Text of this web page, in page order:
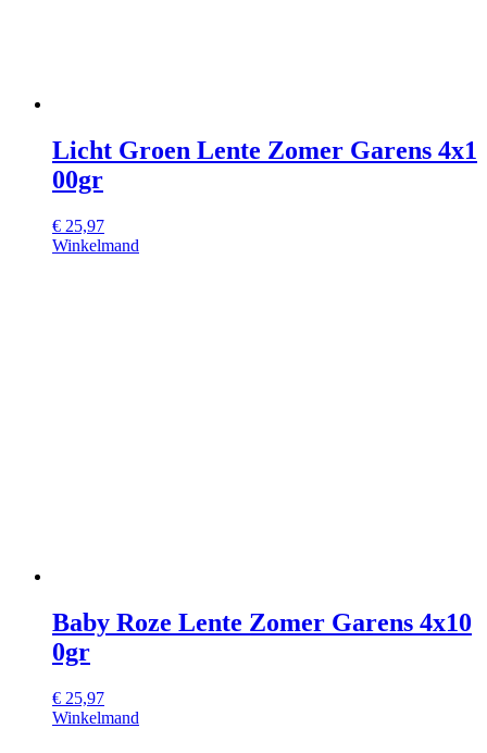
Licht Groen Lente Zomer Garens 4x1
00gr
€ 25,97
Winkelmand
Baby Roze Lente Zomer Garens 4x10
0gr
€ 25,97
Winkelmand